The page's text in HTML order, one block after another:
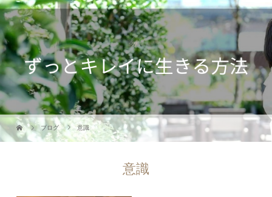
ブログ 意識
意識